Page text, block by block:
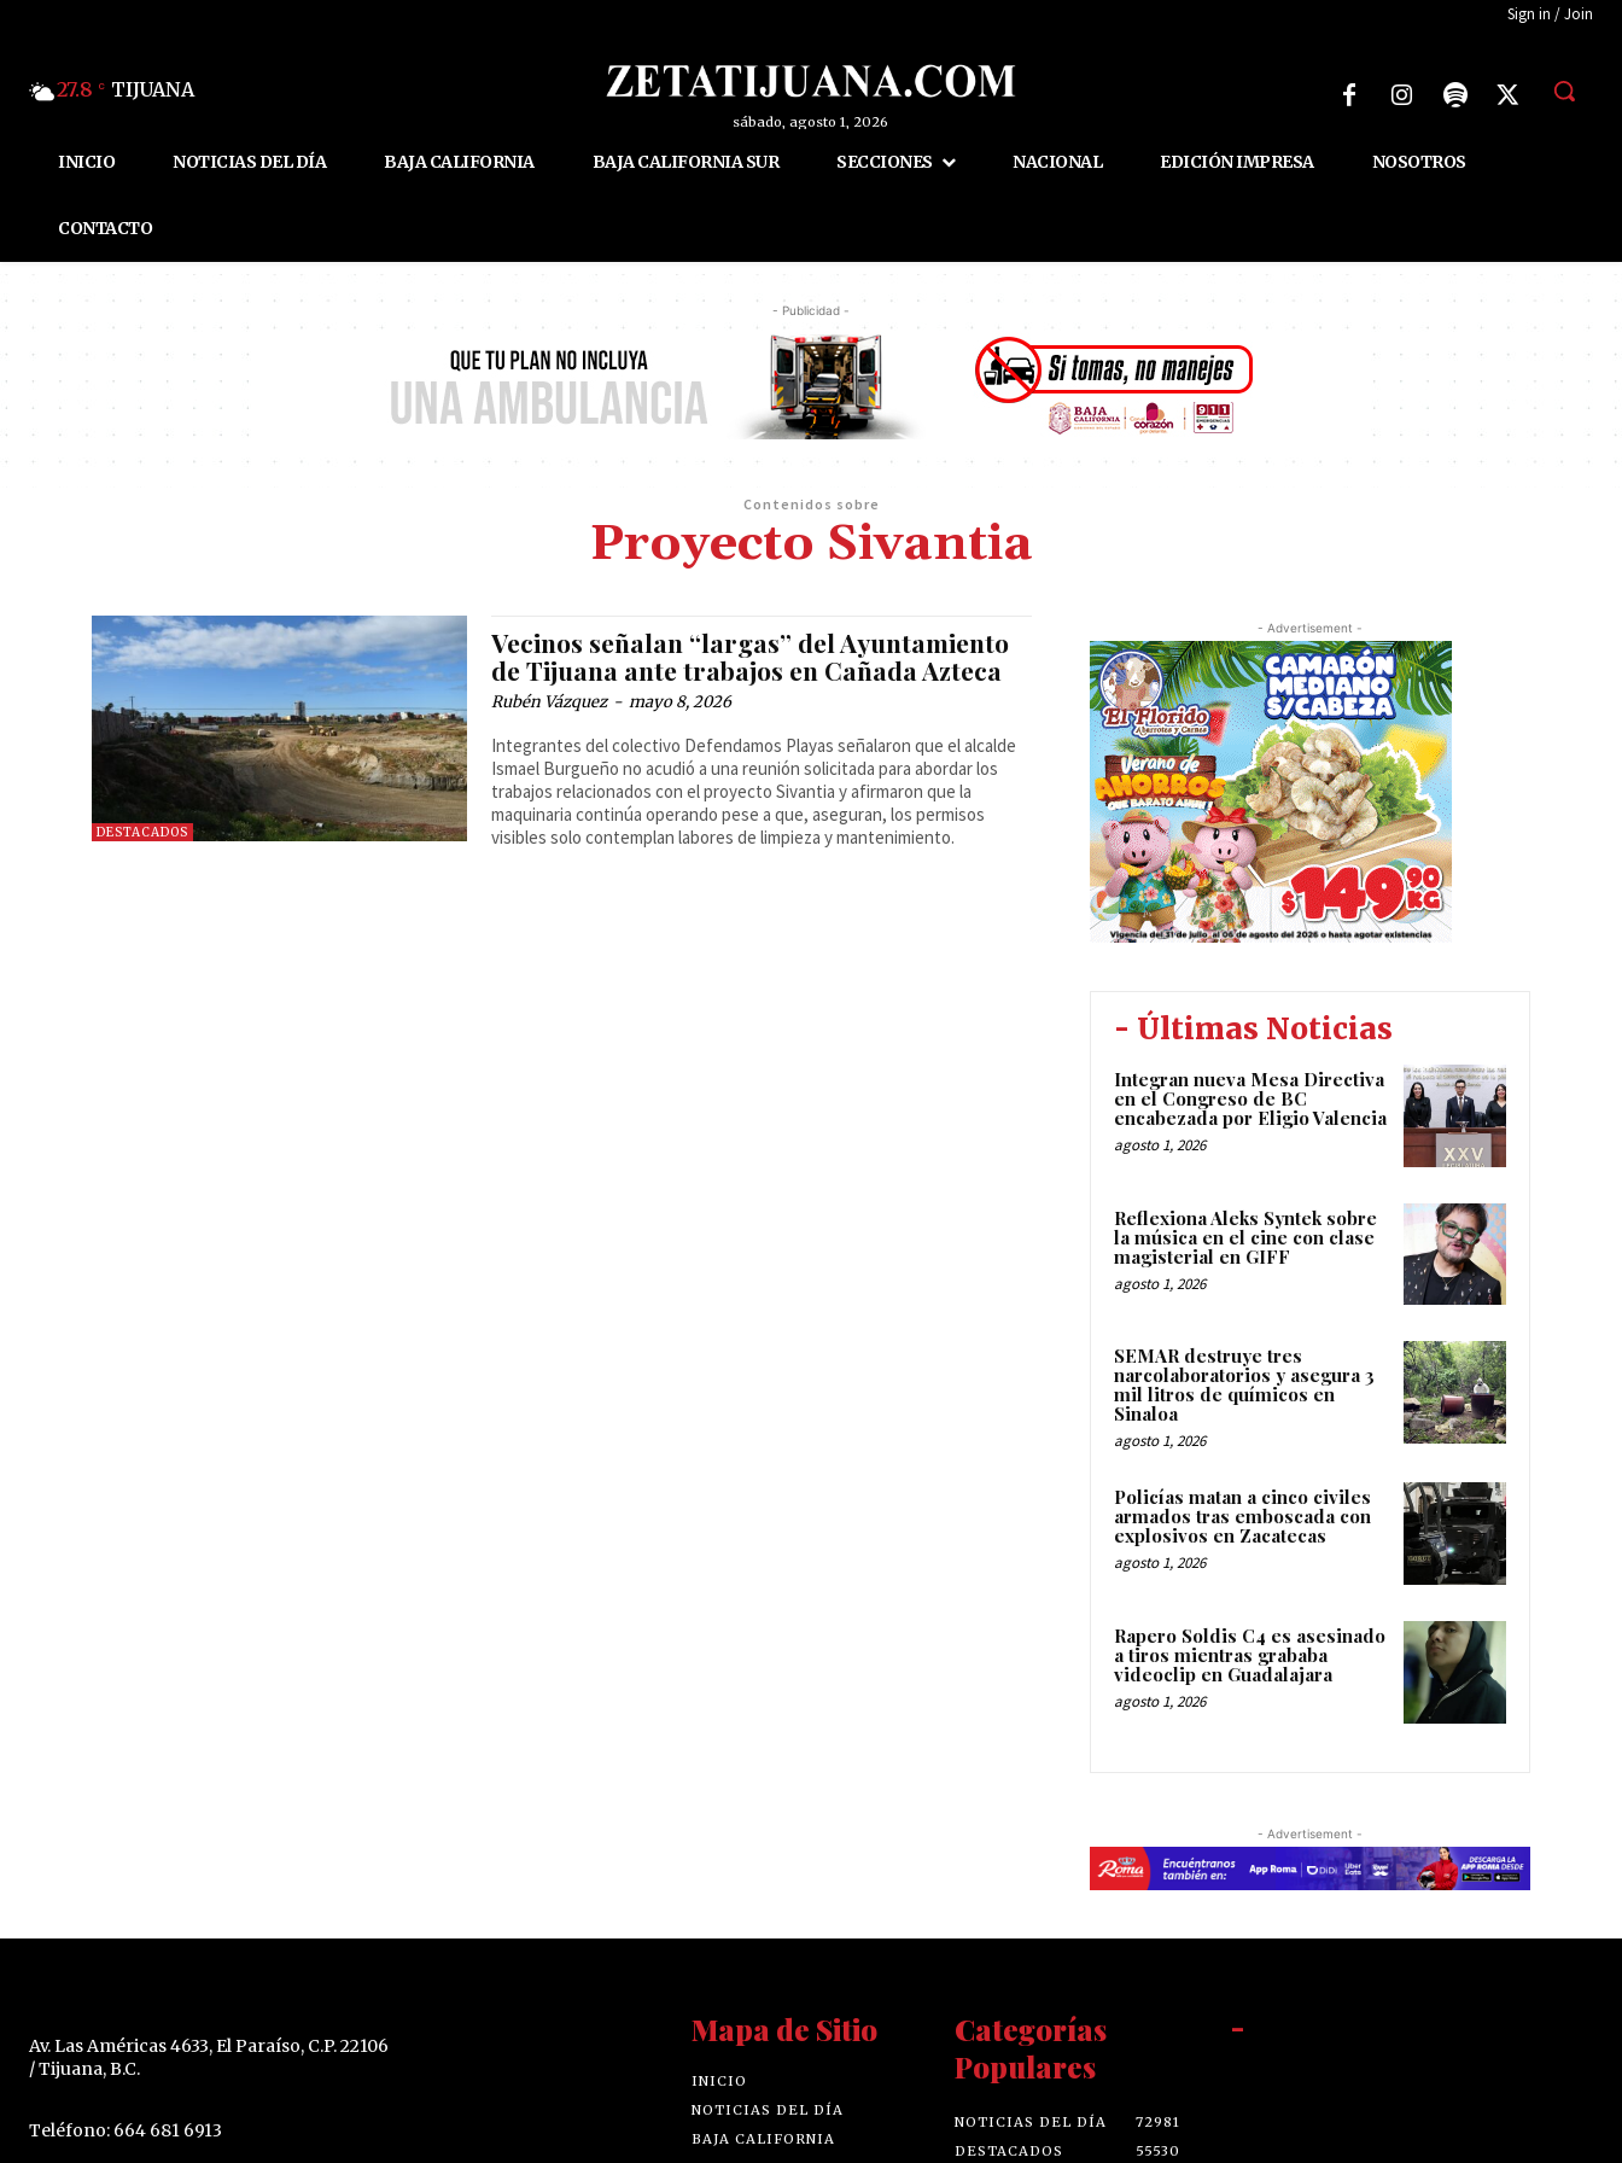
Sign in / Join
27.8 C TIJUANA
sábado, agosto 1, 2026
INICIO NOTICIAS DEL DÍA BAJA CALIFORNIA BAJA CALIFORNIA SUR SECCIONES NACIONAL EDICIÓN IMPRESA NOSOTROS
CONTACTO
- Publicidad -
Contenidos sobre
Proyecto Sivantia
DESTACADOS
Vecinos señalan “largas” del Ayuntamiento
de Tijuana ante trabajos en Cañada Azteca
Rubén Vázquez - mayo 8, 2026
Integrantes del colectivo Defendamos Playas señalaron que el alcalde
Ismael Burgueño no acudió a una reunión solicitada para abordar los
trabajos relacionados con el proyecto Sivantia y afirmaron que la
maquinaria continúa operando pese a que, aseguran, los permisos
visibles solo contemplan labores de limpieza y mantenimiento.
- Advertisement -
- Últimas Noticias
Integran nueva Mesa Directiva
en el Congreso de BC
encabezada por Eligio Valencia
agosto 1, 2026
Reflexiona Aleks Syntek sobre
la música en el cine con clase
magisterial en GIFF
agosto 1, 2026
SEMAR destruye tres
narcolaboratorios y asegura 3
mil litros de químicos en
Sinaloa
agosto 1, 2026
Policías matan a cinco civiles
armados tras emboscada con
explosivos en Zacatecas
agosto 1, 2026
Rapero Soldis C4 es asesinado
a tiros mientras grababa
videoclip en Guadalajara
agosto 1, 2026
- Advertisement -
Av. Las Américas 4633, El Paraíso, C.P. 22106
/ Tijuana, B.C.
Teléfono: 664 681 6913
Mapa de Sitio
INICIO
NOTICIAS DEL DÍA
BAJA CALIFORNIA
Categorías
Populares
NOTICIAS DEL DÍA
72981
DESTACADOS
55530
-